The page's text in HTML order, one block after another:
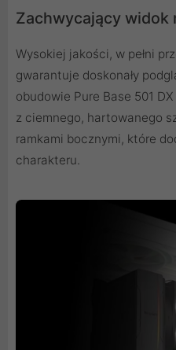
Zachwycający widok
Wysokiej jakości, w pełni
gwarantuje doskonały
obudowie Pure Base 501
z ciemnego, hartowanego
ramkami bocznymi, które
charakteru.